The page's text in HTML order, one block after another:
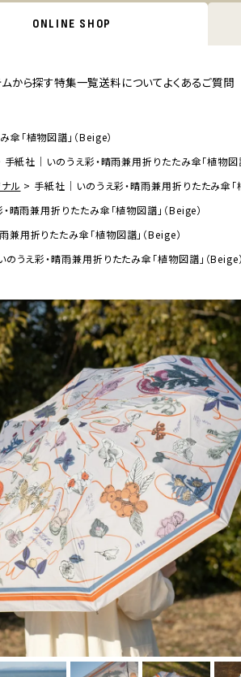
ONLINE SHOP
ムから探す特集一覧送料についてよくあるご質問
「植物図譜」（Beige）
手紙社｜いのうえ彩・晴雨兼用折りたたみ傘「植物図
ル
手紙社｜いのうえ彩・晴雨兼用折りたたみ傘「
晴雨兼用折りたたみ傘「植物図譜」（Beige）
兼用折りたたみ傘「植物図譜」（Beige）
うえ彩・晴雨兼用折りたたみ傘「植物図譜」（Beige）